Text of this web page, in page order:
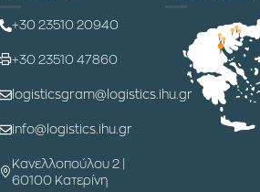
+30 23510 20940
+30 23510 47860
logisticsgram@logistics.ihu.gr
info@logistics.ihu.gr
Κανελλοπούλου 2 |
60100 Κατερίνη